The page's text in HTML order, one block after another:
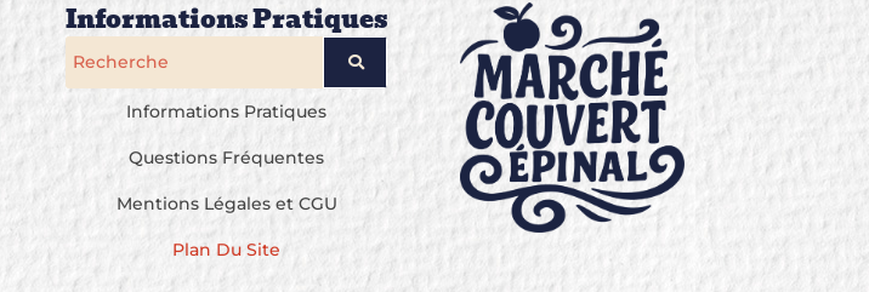
Informations Pratiques
Informations Pratiques
Questions Fréquentes
Mentions Légales et CGU
Plan Du Site